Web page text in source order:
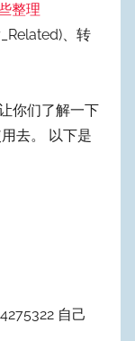
整理
、转
你们了解一下
去。 以下是
自己